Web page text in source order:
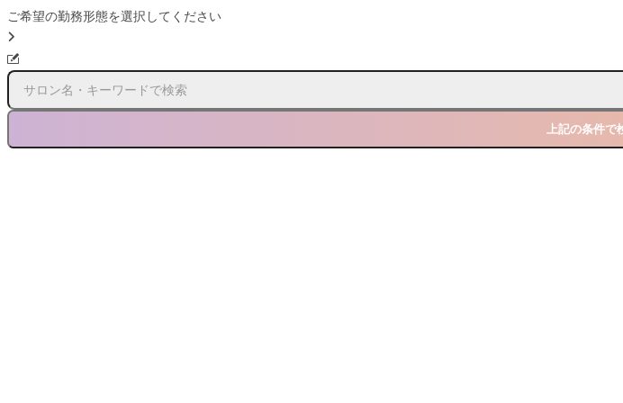
ご希望の勤務形態を選択してください
上記の条件で